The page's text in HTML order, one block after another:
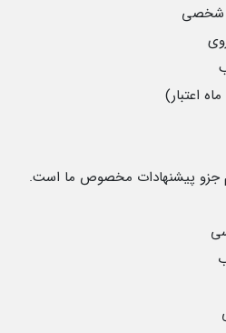
شخصی
جزو پیشنهادات مخصوص ما است.